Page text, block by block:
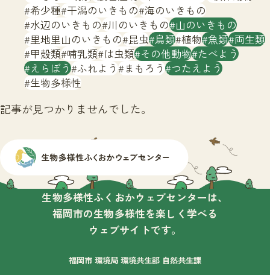
サイトマップ
希少種 干潟のいきもの 海のいきもの
水辺のいきもの 川のいきもの 山のいきもの
里地里山のいきもの 昆虫 鳥類 植物 魚類 両生類
甲殻類 哺乳類 は虫類 その他動物 たべよう
えらぼう ふれよう まもろう つたえよう
生物多様性
記事が見つかりませんでした。
生物多様性ふくおかウェブセンターは、
福岡市の生物多様性を楽しく学べる
ウェブサイトです。
福岡市 環境局 環境共生部 自然共生課